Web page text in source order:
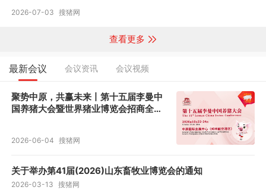
2026-07-03 搜猪网
查看更多
最新会议 会议资讯 会议视频
聚势中原，共赢未来丨第十五届李曼中
国养猪大会暨世界猪业博览会招商全面
2026-06-04 搜猪网
关于举办第41届(2026)山东畜牧业博览会的通知
2026-03-13 搜猪网